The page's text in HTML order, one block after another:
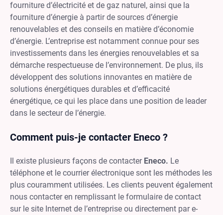
fourniture d’électricité et de gaz naturel, ainsi que la
fourniture d’énergie à partir de sources d’énergie
renouvelables et des conseils en matière d’économie
d’énergie. L’entreprise est notamment connue pour ses
investissements dans les énergies renouvelables et sa
démarche respectueuse de l’environnement. De plus, ils
développent des solutions innovantes en matière de
solutions énergétiques durables et d’efficacité
énergétique, ce qui les place dans une position de leader
dans le secteur de l’énergie.
Comment puis-je contacter Eneco ?
Il existe plusieurs façons de contacter Eneco. Le
téléphone et le courrier électronique sont les méthodes les
plus couramment utilisées. Les clients peuvent également
nous contacter en remplissant le formulaire de contact
sur le site Internet de l’entreprise ou directement par e-